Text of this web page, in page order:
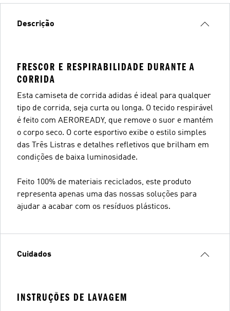
Descrição
FRESCOR E RESPIRABILIDADE DURANTE A
CORRIDA
Esta camiseta de corrida adidas é ideal para qualquer
tipo de corrida, seja curta ou longa. O tecido respirável
é feito com AEROREADY, que remove o suor e mantém
o corpo seco. O corte esportivo exibe o estilo simples
das Três Listras e detalhes refletivos que brilham em
condições de baixa luminosidade.
Feito 100% de materiais reciclados, este produto
representa apenas uma das nossas soluções para
ajudar a acabar com os resíduos plásticos.
Cuidados
INSTRUÇÕES DE LAVAGEM